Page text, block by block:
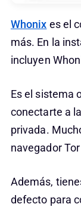
Whonix es el
más. En la
incluyen
Es el sistema
conectarte a
privada.
navegador
Además,
defecto para